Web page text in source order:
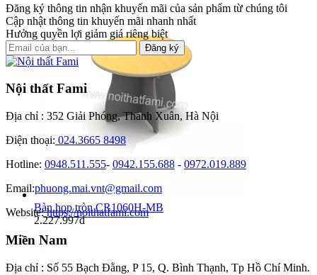
Bàn họp tròn CR1060H-MB
2.227.997đ
Đăng ký thông tin nhận khuyến mãi của sản phẩm từ chúng tôi
Cập nhật thông tin khuyến mãi nhanh nhất
Hưởng quyền lợi giảm giá riêng biệt
Đăng ký
Nội thất Fami
Địa chỉ : 352 Giải Phóng, Thanh Xuân, Hà Nội
Điện thoại: 024.3665 8498
Hotline: 0948.511.555- 0942.155.688 - 0972.019.889
Email:phuong.mai.vnt@gmail.com
Website:https://noithatfami.com
Miền Nam
Địa chỉ : Số 55 Bạch Đằng, P 15, Q. Bình Thạnh, Tp Hồ Chí Minh.